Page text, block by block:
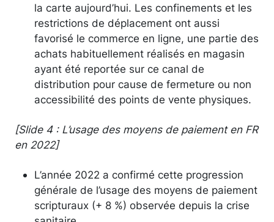
la carte aujourd’hui. Les confinements et les
restrictions de déplacement ont aussi
favorisé le commerce en ligne, une partie des
achats habituellement réalisés en magasin
ayant été reportée sur ce canal de
distribution pour cause de fermeture ou non
accessibilité des points de vente physiques.
[Slide 4 : L’usage des moyens de paiement en FR
en 2022]
L’année 2022 a confirmé cette progression
générale de l’usage des moyens de paiement
scripturaux (+ 8 %) observée depuis la crise